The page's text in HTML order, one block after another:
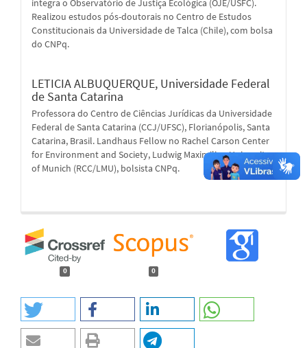
integra o Observatório de Justiça Ecológica (OJE/USFC).
Realizou estudos pós-doutorais no Centro de Estudos
Constitucionais da Universidade de Talca (Chile), com bolsa
do CNPq.
LETICIA ALBUQUERQUE, Universidade Federal
de Santa Catarina
Professora do Centro de Ciências Jurídicas da Universidade
Federal de Santa Catarina (CCJ/UFSC), Florianópolis, Santa
Catarina, Brasil. Landhaus Fellow no Rachel Carson Center
for Environment and Society, Ludwig Maximilian University
of Munich (RCC/LMU), bolsista CNPq.
0 0